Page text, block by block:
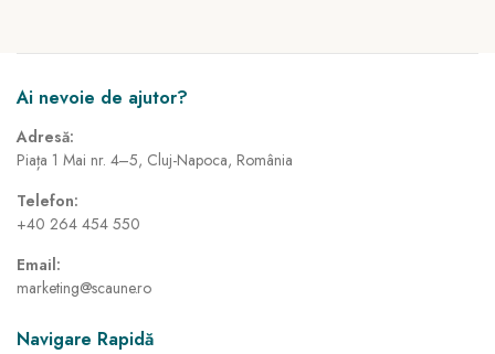
Ai nevoie de ajutor?
Adresă:
Piața 1 Mai nr. 4–5, Cluj-Napoca, România
Telefon:
+40 264 454 550
Email:
marketing@scaune.ro
Navigare Rapidă